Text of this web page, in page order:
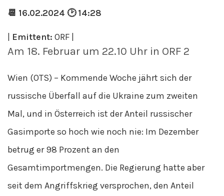
📆 16.02.2024 🕑 14:28
Emittent: ORF |
Am 18. Februar um 22.10 Uhr in ORF 2
Wien (OTS) – Kommende Woche jährt sich der
russische Überfall auf die Ukraine zum zweiten
Mal, und in Österreich ist der Anteil russischer
Gasimporte so hoch wie noch nie: Im Dezember
betrug er 98 Prozent an den
Gesamtimportmengen. Die Regierung hatte aber
seit dem Angriffskrieg versprochen, den Anteil